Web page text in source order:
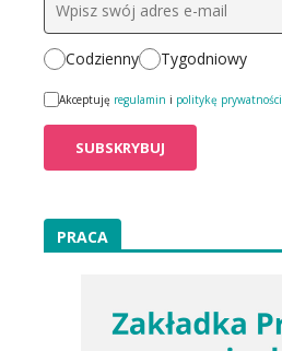
Codzienny Tygodniowy
Akceptuję regulamin i politykę prywatności
PRACA